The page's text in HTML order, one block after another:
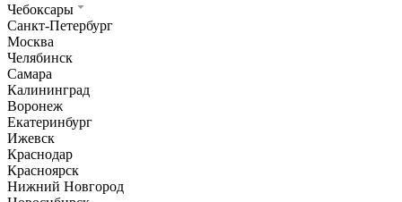
Чебоксары
Санкт-Петербург
Москва
Челябинск
Самара
Калининград
Воронеж
Екатеринбург
Ижевск
Краснодар
Красноярск
Нижний Новгород